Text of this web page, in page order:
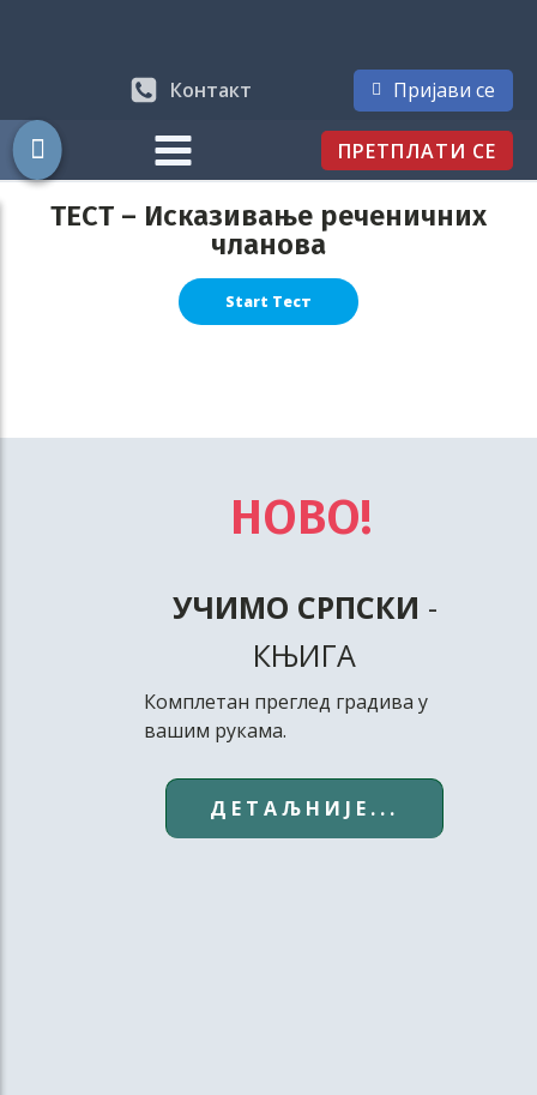
Контакт Пријави се
ПРЕТПЛАТИ СЕ
ТЕСТ – Исказивање реченичних
чланова
НОВО!
УЧИМО СРПСКИ -
КЊИГА
Комплетан преглед градива у
вашим рукама.
ДЕТАЉНИЈЕ...